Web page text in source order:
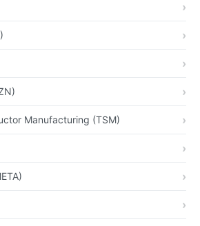
Manufacturing (TSM)